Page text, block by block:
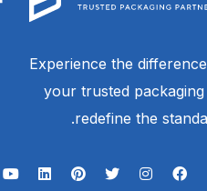
Experience the
your trusted
redefine the